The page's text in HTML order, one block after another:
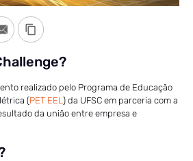
Email Copy Link
realizado pelo Programa de Educação
(PET EEL ) da UFSC em parceria com a
da união entre empresa e